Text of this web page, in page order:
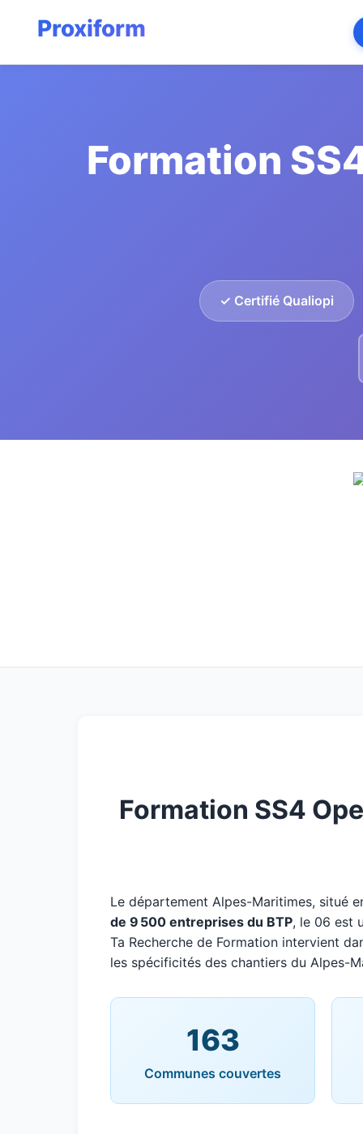
Formation
✓ Certifié Qualiopi
Formation SS4
Le département Alpes-Maritimes, situé
de 9 500 entreprises du BTP, le 06 est
Ta Recherche de Formation intervient
les spécificités des chantiers du Alpes-
163
Communes couvertes